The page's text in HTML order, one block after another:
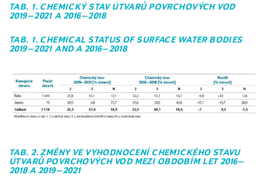
TAB. 1. CHEMICKÝ STAV ÚTVARŮ POVRCHOVÝCH VOD
2019–2021 A 2016–2018
TAB. 1. CHEMICAL STATUS OF SURFACE WATER BODIES
2019–2021 AND A 2016–2018
TAB. 2. ZMĚNY VE VYHODNOCENÍ CHEMICKÉHO STAVU
ÚTVARŮ POVRCHOVÝCH VOD MEZI OBDOBÍM LET 2016–
2018 A 2019–2021